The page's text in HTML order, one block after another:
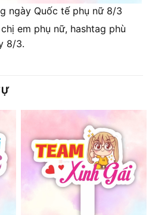
ngày Quốc tế phụ nữ 8/3
em phụ nữ, hashtag phù
8/3.